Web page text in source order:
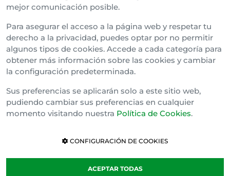
Bizkai Buru Batzar
Gipuzko Buru Batzar
Ipar Buru Batzar
Napar Buru Batzar
mejor comunicación posible.
Para asegurar el acceso a la página web y respetar tu
derecho a la privacidad, puedes optar por no permitir
algunos tipos de cookies. Accede a cada categoría para
obtener más información sobre las cookies y cambiar
la configuración predeterminada.
Sus preferencias se aplicarán solo a este sitio web,
pudiendo cambiar sus preferencias en cualquier
momento visitando nuestra Política de Cookies.
CONFIGURACIÓN DE COOKIES
ACEPTAR TODAS